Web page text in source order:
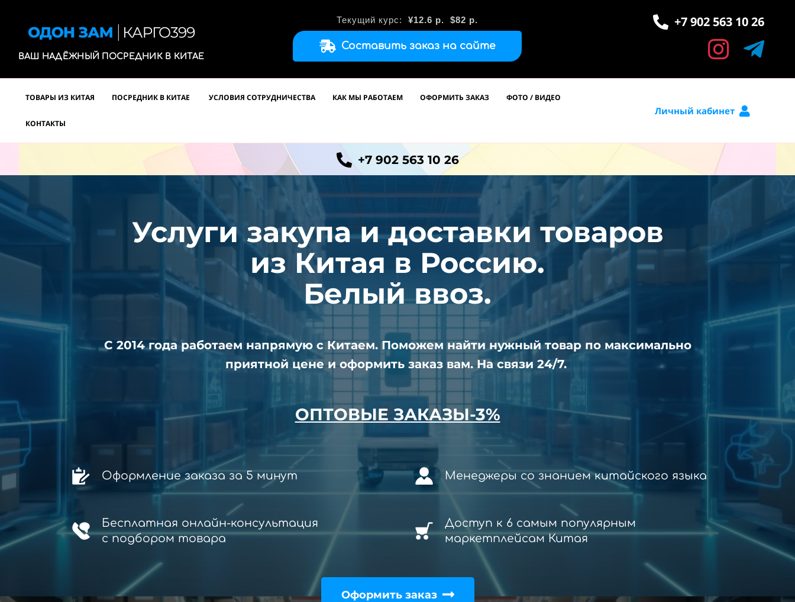
ВАШ НАДЁЖНЫЙ ПОСРЕДНИК В КИТАЕ
Текущий курс: ¥12.6 р. $82 р.
Составить заказ на сайте
+7 902 563 10 26
ТОВАРЫ ИЗ КИТАЯ ПОСРЕДНИК В КИТАЕ УСЛОВИЯ СОТРУДНИЧЕСТВА КАК МЫ РАБОТАЕМ ОФОРМИТЬ ЗАКАЗ ФОТО / ВИДЕО
КОНТАКТЫ
Личный кабинет
+7 902 563 10 26
Услуги закупа и доставки товаров
из Китая в Россию.
Белый ввоз.
С 2014 года работаем напрямую с Китаем. Поможем найти нужный товар по максимально
приятной цене и оформить заказ вам. На связи 24/7.
ОПТОВЫЕ ЗАКАЗЫ-3%
Оформление заказа за 5 минут Менеджеры со знанием китайского языка
Бесплатная онлайн-консультация
с подбором товара
Доступ к 6 самым популярным
маркетплейсам Китая
Оформить заказ